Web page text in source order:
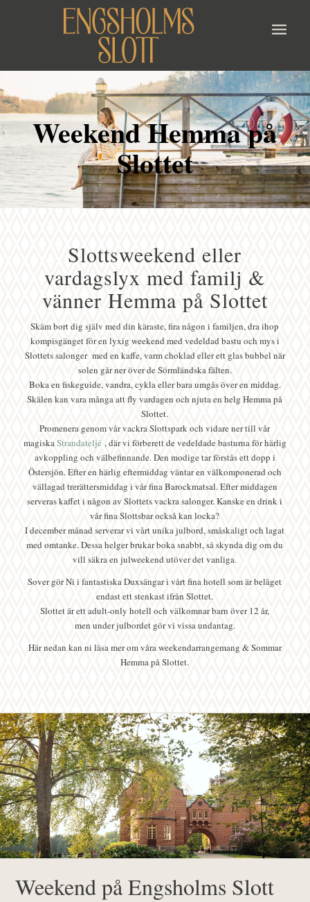
Weekend Hemma på
Slottet
Slottsweekend eller
vardagslyx med familj &
vänner Hemma på Slottet
Skäm bort dig själv med din käraste, fira någon i familjen, dra ihop
kompisgänget för en lyxig weekend med vedeldad bastu och mys i
Slottets salonger med en kaffe, varm choklad eller ett glas bubbel när
solen går ner över de Sörmländska fälten.
Boka en fiskeguide, vandra, cykla eller bara umgås över en middag.
Skälen kan vara många att fly vardagen och njuta en helg Hemma på
Slottet.
Promenera genom vår vackra Slottspark och vidare ner till vår
magiskaStrandateljé , där vi förberett de vedeldade basturna för härlig
avkoppling och välbefinnande. Den modige tar förstås ett dopp i
Östersjön. Efter en härlig eftermiddag väntar en välkomponerad och
vällagad trerättersmiddag i vår fina Barockmatsal. Efter middagen
serveras kaffet i någon av Slottets vackra salonger. Kanske en drink i
vår fina Slottsbar också kan locka?
I december månad serverar vi vårt unika julbord, småskaligt och lagat
med omtanke. Dessa helger brukar boka snabbt, så skynda dig om du
vill säkra en julweekend utöver det vanliga.
Sover gör Ni i fantastiska Duxsängar i vårt fina hotell som är beläget
endast ett stenkast ifrån Slottet.
Slottet är ett adult-only hotell och välkomnar barn över 12 år,
men under julbordet gör vi vissa undantag.
Här nedan kan ni läsa mer om våra weekendarrangemang & Sommar
Hemma på Slottet.
Weekend på Engsholms Slott